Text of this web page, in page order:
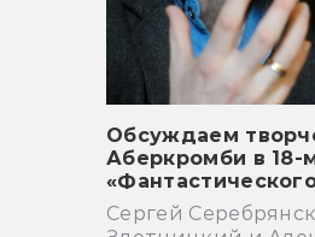
Обсуждаем
Аберкромби в 18-
Сергей